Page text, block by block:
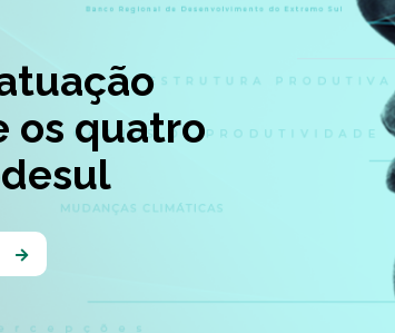
os quatro